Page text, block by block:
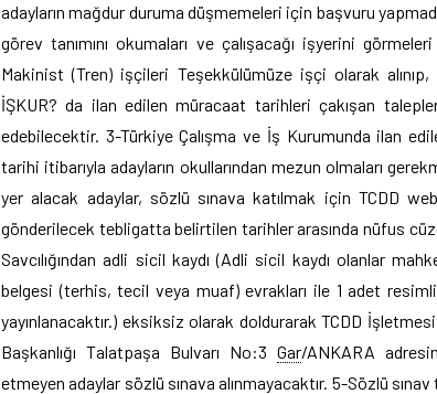
adayların mağdur duruma düşmemeleri için başvuru
görev tanımını okumaları ve çalışacağı işyerini
Makinist (Tren) işçileri Teşekkülümüze işçi olarak
İŞKUR? da ilan edilen müracaat tarihleri çakışan
edebilecektir. 3-Türkiye Çalışma ve İş Kurumunda ilan
tarihi itibarıyla adayların okullarından mezun olmaları
yer alacak adaylar, sözlü sınava katılmak için TCDD
gönderilecek tebligatta belirtilen tarihler arasında nüfus
Savcılığından adli sicil kaydı (Adli sicil kaydı olanlar
belgesi (terhis, tecil veya muaf) evrakları ile 1 adet
yayınlanacaktır.) eksiksiz olarak doldurarak TCDD
Başkanlığı Talatpaşa Bulvarı No:3 Gar/ANKARA
etmeyen adaylar sözlü sınava alınmayacaktır. 5-Sözlü